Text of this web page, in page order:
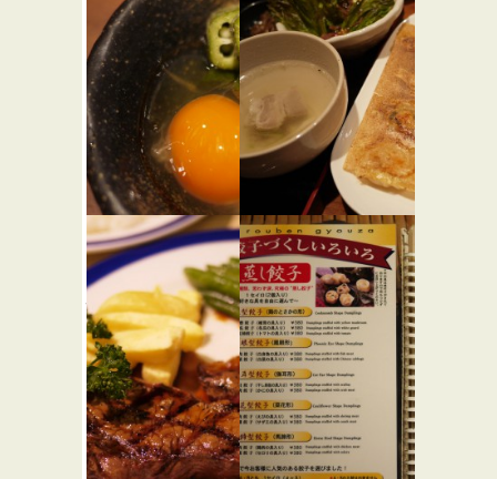
風雲児
らーめん屋
慎 ★★☆
そば・うどん
鳥茂 ★★★
和食
赤坂ちび
すけ 新宿
店
中華